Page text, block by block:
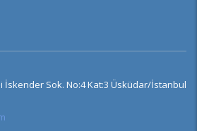
İskender Sok. No:4 Kat:3 Üsküdar/İstanbul